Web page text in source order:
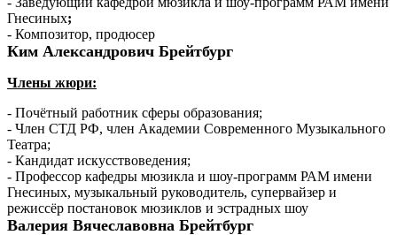
Гнесиных;
- Композитор, продюсер
Ким Александрович Брейтбург
Члены жюри:
- Почётный работник сферы образования;
- Член СТД РФ, член Академии Современного Музыкального
Театра;
- Кандидат искусствоведения;
- Профессор кафедры мюзикла и шоу-программ РАМ имени
Гнесиных, музыкальный руководитель, супервайзер и
режиссёр постановок мюзиклов и эстрадных шоу
Валерия Вячеславовна Брейтбург